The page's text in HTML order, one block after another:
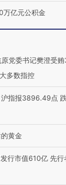
万亿元公积金
党委书记樊澄受
多数指控
沪指报3896.49点
黄金
行市值610亿 先行